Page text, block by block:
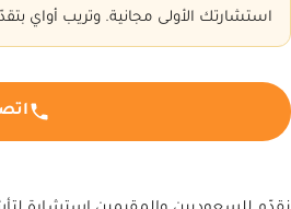
استشارتك الأولى مجانية. وتريب أواي